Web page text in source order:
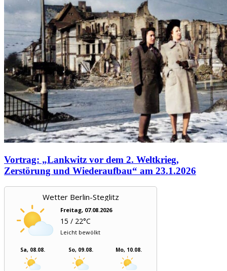
Vortrag: „Lankwitz vor dem 2. Weltkrieg,
Zerstörung und Wiederaufbau“ am 23.1.2026
Wetter Berlin-Steglitz
Freitag, 07.08.2026
15 / 22°C
Leicht bewölkt
Sa, 08.08. So, 09.08. Mo, 10.08.